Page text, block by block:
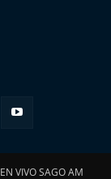
EN VIVO SAGO AM